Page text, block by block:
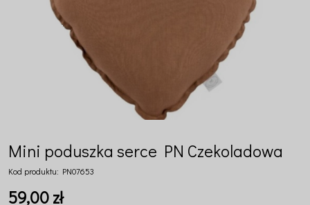
Mini poduszka serce PN Czekoladowa
Kod produktu: PN07653
59,00 zł